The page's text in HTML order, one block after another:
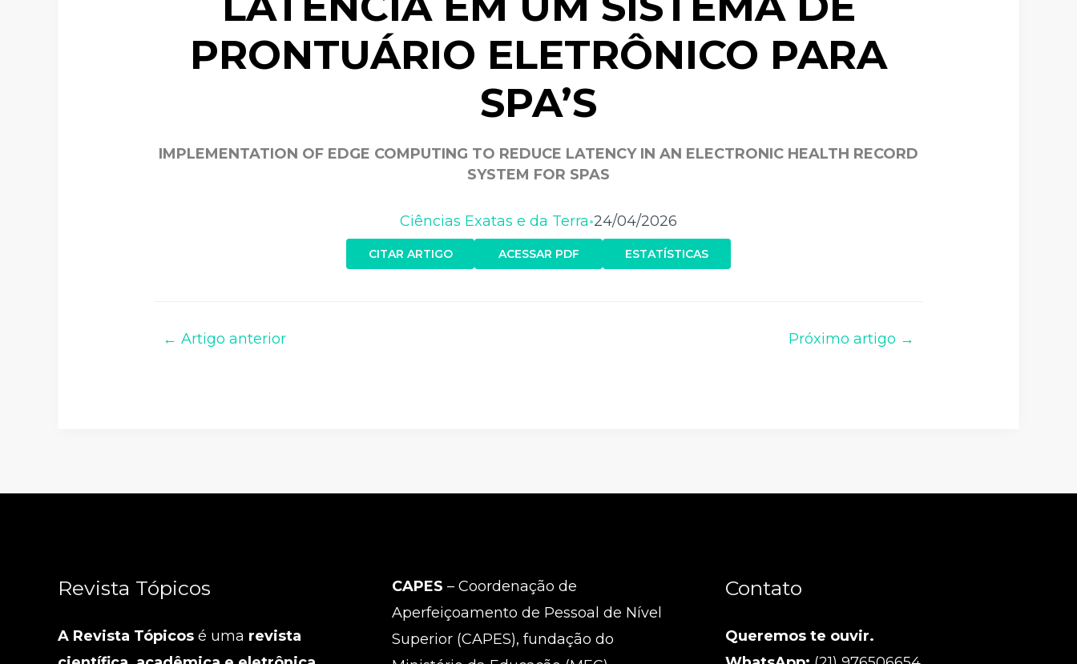
PRONTUÁRIO ELETRÔNICO PARA
SPA’S
IMPLEMENTATION OF EDGE COMPUTING TO REDUCE LATENCY IN AN ELECTRONIC HEALTH RECORD
SYSTEM FOR SPAS
Ciências Exatas e da Terra•24/04/2026
CITAR ARTIGO ACESSAR PDF ESTATÍSTICAS
← Artigo anterior Próximo artigo →
Revista Tópicos
A Revista Tópicos é uma revista
CAPES – Coordenação de
Aperfeiçoamento de Pessoal de Nível
Superior (CAPES), fundação do
Contato
Queremos te ouvir.